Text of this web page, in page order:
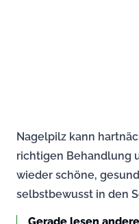
Nagelpilz kann
richtigen Behandlung
wieder schöne,
selbstbewusst in den